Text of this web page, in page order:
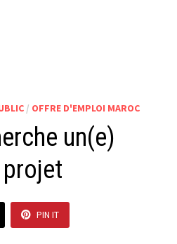
/ OFFRE D'EMPLOI MAROC
un(e)
PIN IT